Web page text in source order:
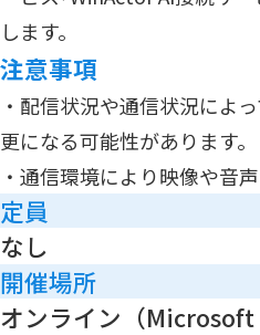
します。
注意事項
・配信状況や通信状況によ
更になる可能性があります。
・通信環境により映像や音
定員
なし
開催場所
オンライン（